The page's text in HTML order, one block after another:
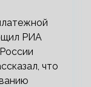
РИА
что